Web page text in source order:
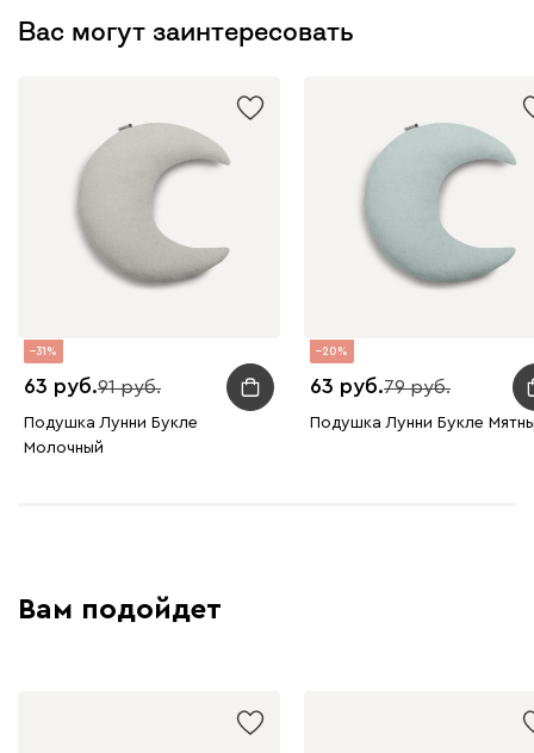
490 795
Бежевый
Мола 88
Вас могут заинтересовать
31
63 91
Подушка Лунни Букле
Молочный
20
63 79
Подушка Лунни Букле
Вам подойдет